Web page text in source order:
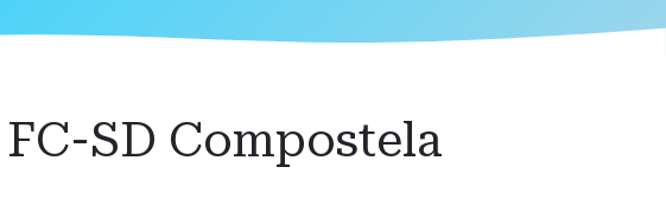
SD Compostela